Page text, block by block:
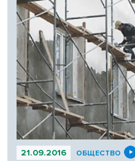
21.09.2016 ОБЩЕСТВО